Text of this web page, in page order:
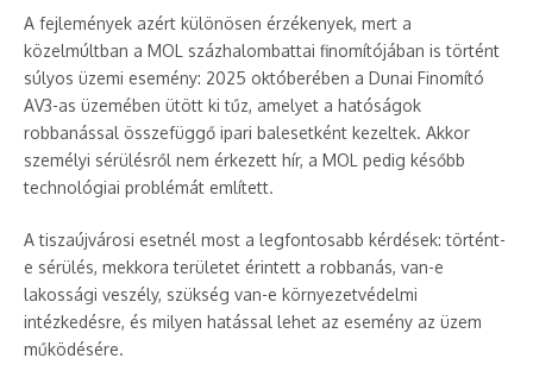
A fejlemények azért különösen érzékenyek, mert a
közelmúltban a MOL százhalombattai finomítójában is történt
súlyos üzemi esemény: 2025 októberében a Dunai Finomító
AV3-as üzemében ütött ki tűz, amelyet a hatóságok
robbanással összefüggő ipari balesetként kezeltek. Akkor
személyi sérülésről nem érkezett hír, a MOL pedig később
technológiai problémát említett.
A tiszaújvárosi esetnél most a legfontosabb kérdések: történt-
e sérülés, mekkora területet érintett a robbanás, van-e
lakossági veszély, szükség van-e környezetvédelmi
intézkedésre, és milyen hatással lehet az esemény az üzem
működésére.